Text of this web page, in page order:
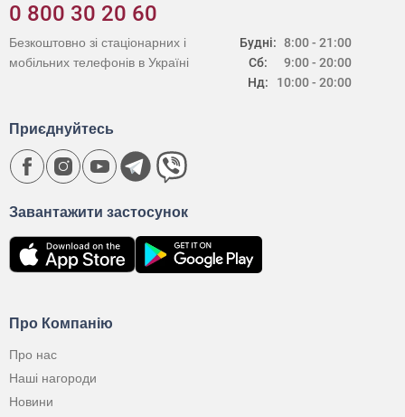
0 800 30 20 60
Будні:
Сб:
Нд:
8:00 - 21:00
9:00 - 20:00
10:00 - 20:00
Безкоштовно зі стаціонарних і
мобільних телефонів в Україні
Про Компанію
Про нас
Наші нагороди
Новини
Завантажити застосунок
Приєднуйтесь